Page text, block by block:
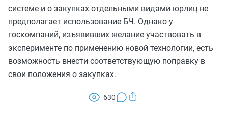
системе и о закупках отдельными видами юрлиц не
предполагает использование БЧ. Однако у
госкомпаний, изъявивших желание участвовать в
эксперименте по применению новой технологии, есть
возможность внести соответствующую поправку в
свои положения о закупках.
630